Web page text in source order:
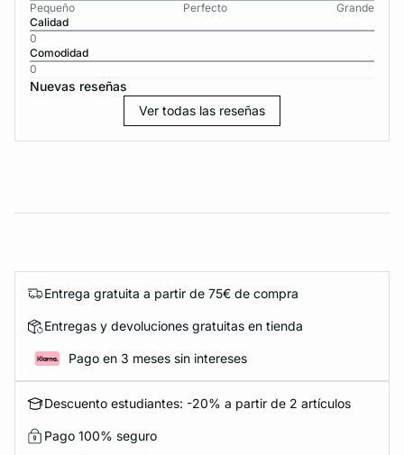
Pequeño
Perfecto
Grande
Calidad
0
Comodidad
0
Nuevas reseñas
Ver todas las reseñas
Entrega gratuita a partir de 75€ de compra
Entregas y devoluciones gratuitas en tienda
Pago en 3 meses sin intereses
Descuento estudiantes: -20% a partir de 2 artículos
Pago 100% seguro